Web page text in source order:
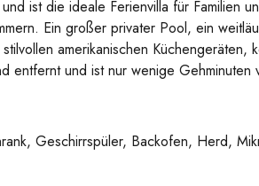
ist die ideale Ferienvilla für
Ein großer privater Pool, ein
amerikanischen
entfernt und ist nur wenige Gehminuten
Geschirrspüler, Backofen, Herd,